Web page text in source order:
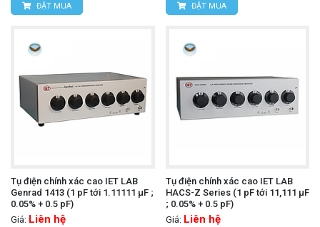
ĐẶT MUA ĐẶT MUA
Tụ điện chính xác cao IET LAB
Genrad 1413 (1 pF tới 1.11111 µF ;
0.05% + 0.5 pF)
Giá: Liên hệ
Tụ điện chính xác cao IET LAB
HACS-Z Series (1 pF tới 11,111 µF
; 0.05% + 0.5 pF)
Giá: Liên hệ